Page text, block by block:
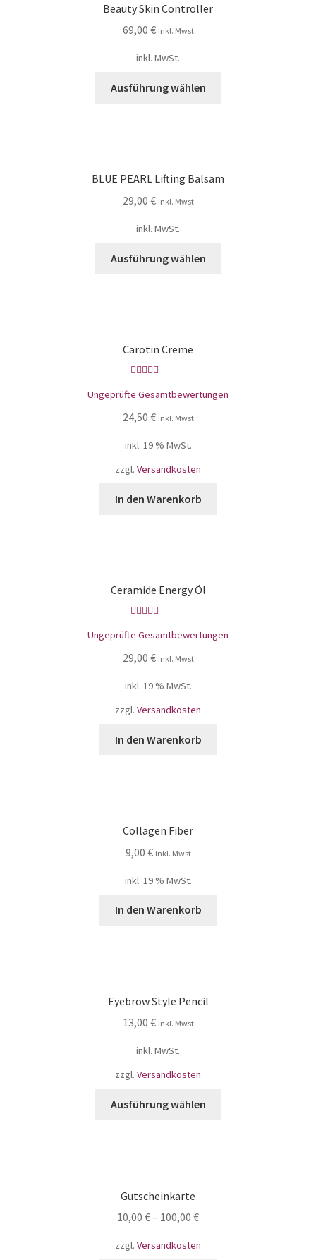
Beauty Skin Controller
69,00 € inkl. Mwst
inkl. MwSt.
Ausführung wählen
BLUE PEARL Lifting Balsam
29,00 € inkl. Mwst
inkl. MwSt.
Ausführung wählen
Carotin Creme
5.00von 5
Ungeprüfte Gesamtbewertungen
24,50 € inkl. Mwst
inkl. 19 % MwSt.
zzgl. Versandkosten
In den Warenkorb
Ceramide Energy Öl
5.00von 5
Ungeprüfte Gesamtbewertungen
29,00 € inkl. Mwst
inkl. 19 % MwSt.
zzgl. Versandkosten
In den Warenkorb
Collagen Fiber
9,00 € inkl. Mwst
inkl. 19 % MwSt.
In den Warenkorb
Eyebrow Style Pencil
13,00 € inkl. Mwst
inkl. MwSt.
zzgl. Versandkosten
Ausführung wählen
Gutscheinkarte
10,00 €– 100,00 €
zzgl. Versandkosten